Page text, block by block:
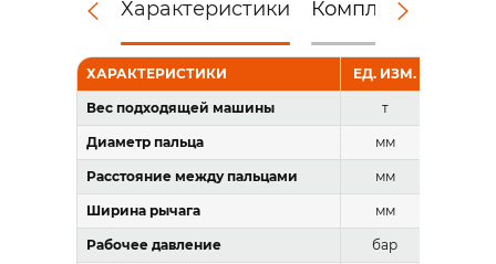
Характеристики Комплектация
ХАРАКТЕРИСТИКИ ЕД. ИЗМ.
Вес подходящей машины т
Диаметр пальца мм
Расстояние между пальцами мм
Ширина рычага мм
Рабочее давление бар